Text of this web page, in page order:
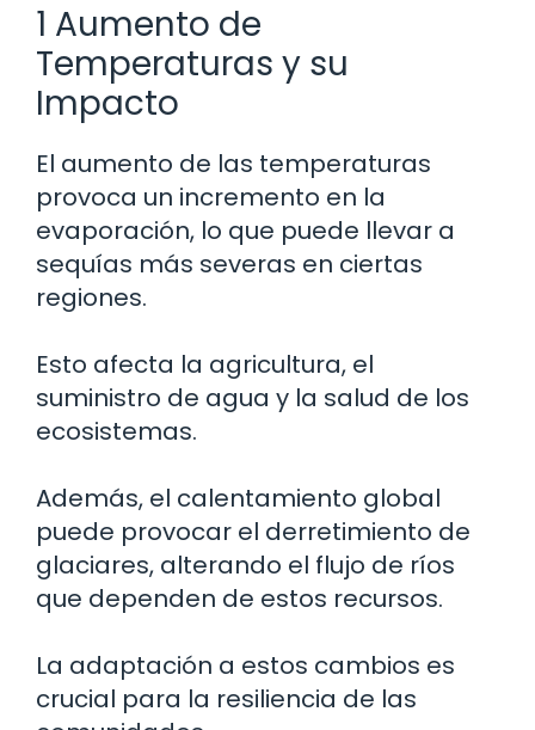
1 Aumento de
Temperaturas y su
Impacto
El aumento de las temperaturas
provoca un incremento en la
evaporación, lo que puede llevar a
sequías más severas en ciertas
regiones.
Esto afecta la agricultura, el
suministro de agua y la salud de los
ecosistemas.
Además, el calentamiento global
puede provocar el derretimiento de
glaciares, alterando el flujo de ríos
que dependen de estos recursos.
La adaptación a estos cambios es
crucial para la resiliencia de las